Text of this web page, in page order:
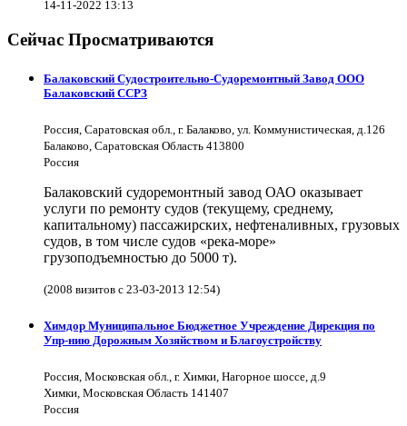
14-11-2022 13:13
Сейчас Просматриваются
Балаковский Судостроительно-Судоремонтный Завод ООО
Балаковский ССРЗ
Россия, Саратовская обл., г. Балаково, ул. Коммунистическая, д.126
Балаково, Саратовская Область 413800
Россия
Балаковский судоремонтный завод ОАО оказывает
услуги по ремонту судов (текущему, среднему,
капитальному) пассажирских, нефтеналивных, грузовых
судов, в том числе судов «река-море»
грузоподъемностью до 5000 т).
(2008 визитов с 23-03-2013 12:54)
Химдор Муниципальное Бюджетное Учреждение Дирекция по
Упр-нию Дорожным Хозяйством и Благоустройству
Россия, Московская обл., г. Химки, Нагорное шоссе, д.9
Химки, Московская Область 141407
Россия